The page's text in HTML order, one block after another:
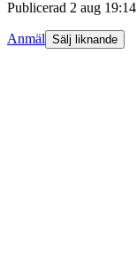
Publicerad 2 aug 19:14
Anmäl Sälj liknande